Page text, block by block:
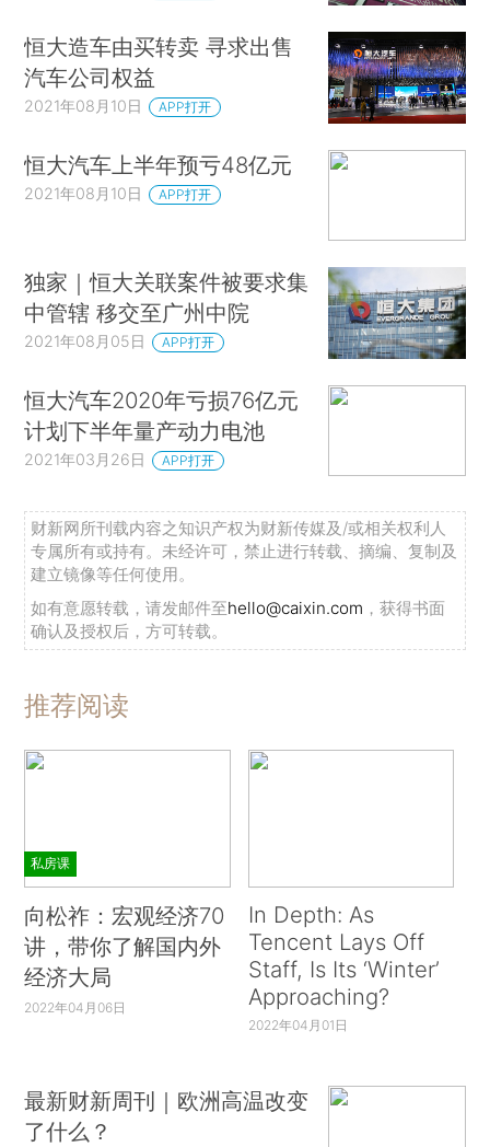
恒大造车由买转卖 寻求出售
汽车公司权益
2021年08月10日 APP打开
恒大汽车上半年预亏48亿元
2021年08月10日 APP打开
独家｜恒大关联案件被要求集
中管辖 移交至广州中院
2021年08月05日 APP打开
恒大汽车2020年亏损76亿元
计划下半年量产动力电池
2021年03月26日 APP打开
财新网所刊载内容之知识产权为财新传媒及/或相关权利人
专属所有或持有。未经许可，禁止进行转载、摘编、复制及
建立镜像等任何使用。
如有意愿转载，请发邮件至hello@caixin.com ，获得书面
确认及授权后，方可转载。
推荐阅读
私房课
向松祚：宏观经济70
讲，带你了解国内外
经济大局
2022年04月06日
In Depth: As
Tencent Lays Off
Staff, Is Its ‘Winter’
Approaching?
2022年04月01日
最新财新周刊｜欧洲高温改变
了什么？